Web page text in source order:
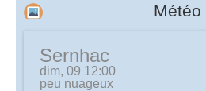
Météo
Sernhac
dim, 09 12:00
peu nuageux